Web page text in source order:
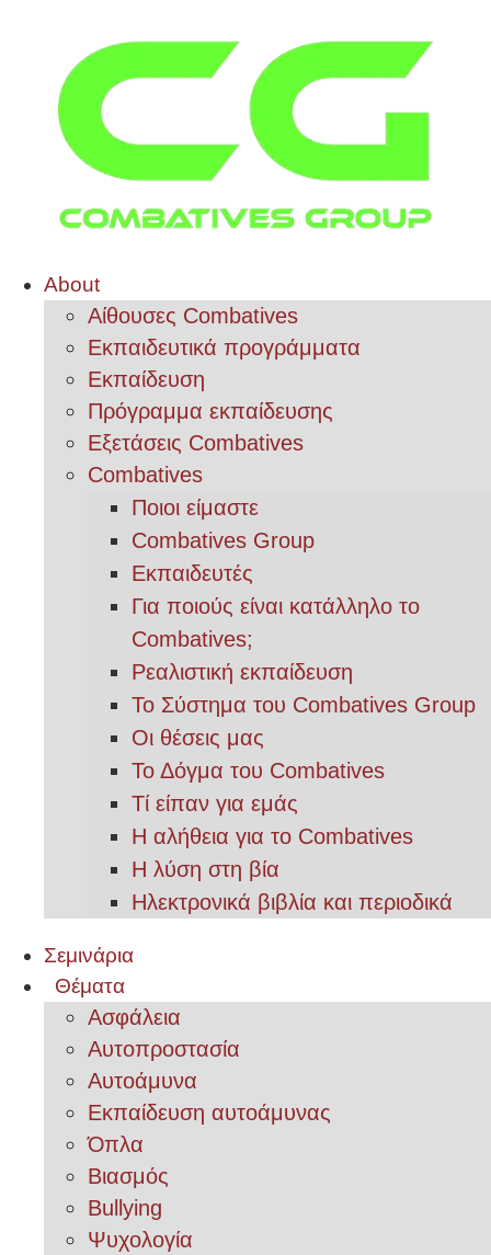
About
Αίθουσες Combatives
Εκπαιδευτικά προγράμματα
Εκπαίδευση
Πρόγραμμα εκπαίδευσης
Εξετάσεις Combatives
Combatives
Ποιοι είμαστε
Combatives Group
Εκπαιδευτές
Για ποιούς είναι κατάλληλο το
Combatives;
Ρεαλιστική εκπαίδευση
Το Σύστημα του Combatives Group
Οι θέσεις μας
Το Δόγμα του Combatives
Τί είπαν για εμάς
Η αλήθεια για το Combatives
Η λύση στη βία
Ηλεκτρονικά βιβλία και περιοδικά
Σεμινάρια
Θέματα
Ασφάλεια
Αυτοπροστασία
Αυτοάμυνα
Εκπαίδευση αυτοάμυνας
Όπλα
Βιασμός
Bullying
Ψυχολογία